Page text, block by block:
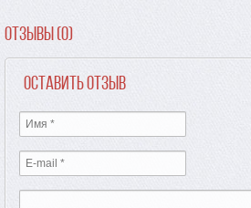
Отзывы (0)
Оставить отзыв